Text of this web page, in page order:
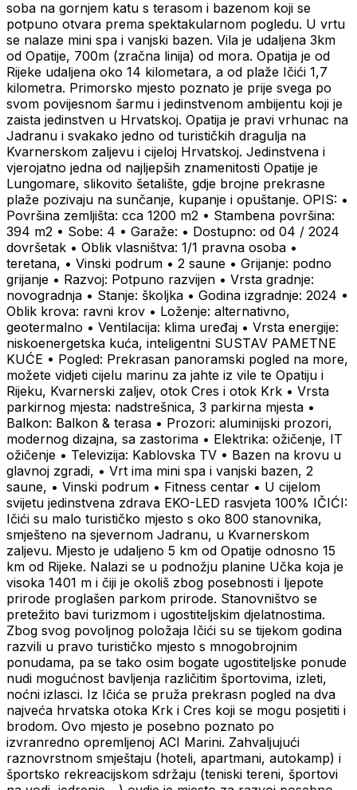
soba na gornjem katu s terasom i bazenom koji se
potpuno otvara prema spektakularnom pogledu. U vrtu
se nalaze mini spa i vanjski bazen. Vila je udaljena 3km
od Opatije, 700m (zračna linija) od mora. Opatija je od
Rijeke udaljena oko 14 kilometara, a od plaže Ičići 1,7
kilometra. Primorsko mjesto poznato je prije svega po
svom povijesnom šarmu i jedinstvenom ambijentu koji je
zaista jedinstven u Hrvatskoj. Opatija je pravi vrhunac na
Jadranu i svakako jedno od turističkih dragulja na
Kvarnerskom zaljevu i cijeloj Hrvatskoj. Jedinstvena i
vjerojatno jedna od najljepših znamenitosti Opatije je
Lungomare, slikovito šetalište, gdje brojne prekrasne
plaže pozivaju na sunčanje, kupanje i opuštanje. OPIS: •
Površina zemljišta: cca 1200 m2 • Stambena površina:
394 m2 • Sobe: 4 • Garaže: • Dostupno: od 04 / 2024
dovršetak • Oblik vlasništva: 1/1 pravna osoba •
teretana, • Vinski podrum • 2 saune • Grijanje: podno
grijanje • Razvoj: Potpuno razvijen • Vrsta gradnje:
novogradnja • Stanje: školjka • Godina izgradnje: 2024 •
Oblik krova: ravni krov • Loženje: alternativno,
geotermalno • Ventilacija: klima uređaj • Vrsta energije:
niskoenergetska kuća, inteligentni SUSTAV PAMETNE
KUĆE • Pogled: Prekrasan panoramski pogled na more,
možete vidjeti cijelu marinu za jahte iz vile te Opatiju i
Rijeku, Kvarnerski zaljev, otok Cres i otok Krk • Vrsta
parkirnog mjesta: nadstrešnica, 3 parkirna mjesta •
Balkon: Balkon & terasa • Prozori: aluminijski prozori,
modernog dizajna, sa zastorima • Elektrika: ožičenje, IT
ožičenje • Televizija: Kablovska TV • Bazen na krovu u
glavnoj zgradi, • Vrt ima mini spa i vanjski bazen, 2
saune, • Vinski podrum • Fitness centar • U cijelom
svijetu jedinstvena zdrava EKO-LED rasvjeta 100% IČIĆI:
Ičići su malo turističko mjesto s oko 800 stanovnika,
smješteno na sjevernom Jadranu, u Kvarnerskom
zaljevu. Mjesto je udaljeno 5 km od Opatije odnosno 15
km od Rijeke. Nalazi se u podnožju planine Učka koja je
visoka 1401 m i čiji je okoliš zbog posebnosti i ljepote
prirode proglašen parkom prirode. Stanovništvo se
pretežito bavi turizmom i ugostiteljskim djelatnostima.
Zbog svog povoljnog položaja Ičići su se tijekom godina
razvili u pravo turističko mjesto s mnogobrojnim
ponudama, pa se tako osim bogate ugostiteljske ponude
nudi mogućnost bavljenja različitim športovima, izleti,
noćni izlasci. Iz Ičića se pruža prekrasn pogled na dva
najveća hrvatska otoka Krk i Cres koji se mogu posjetiti i
brodom. Ovo mjesto je posebno poznato po
izvranredno opremljenoj ACI Marini. Zahvaljujući
raznovrstnom smještaju (hoteli, apartmani, autokamp) i
športsko rekreacijskom sdržaju (teniski tereni, športovi